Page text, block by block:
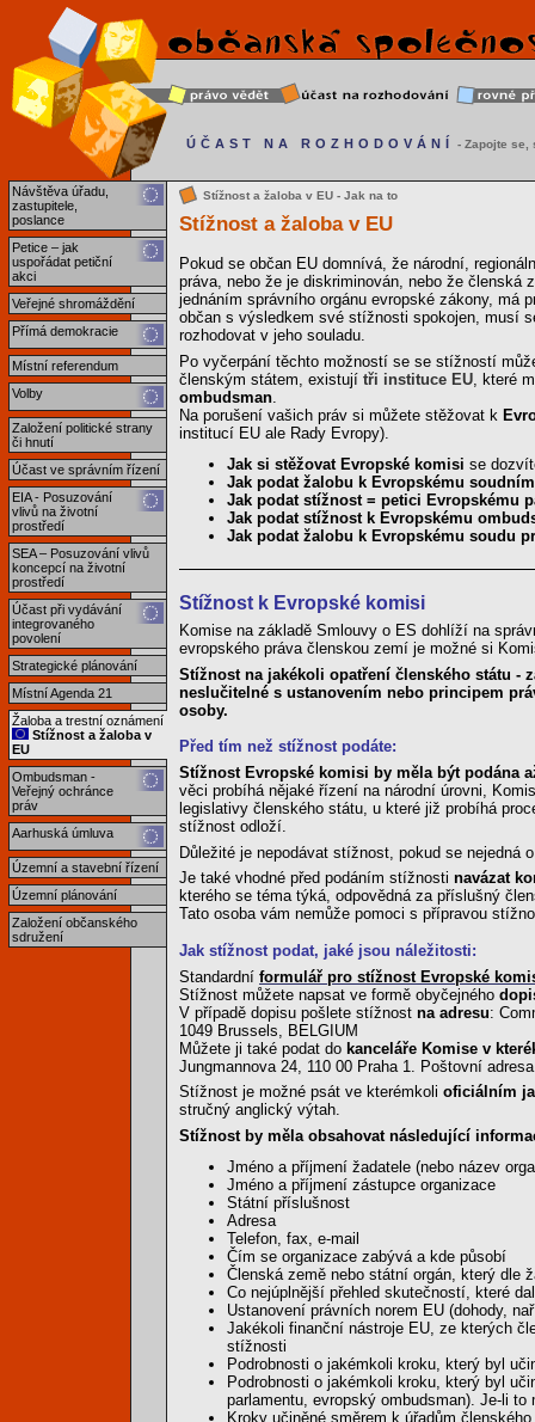
Návštěva úřadu,
zastupitele,
poslance
Petice – jak
uspořádat petiční
akci
Veřejné shromáždění
Přímá demokracie
Místní referendum
Volby
Založení politické strany
či hnutí
Účast ve správním řízení
EIA - Posuzování
vlivů na životní
prostředí
SEA – Posuzování vlivů
koncepcí na životní
prostředí
Účast při vydávání
integrovaného
povolení
Strategické plánování
Místní Agenda 21
Žaloba a trestní oznámení
Stížnost a žaloba v
EU
Ombudsman -
Veřejný ochránce
práv
Aarhuská úmluva
Územní a stavební řízení
Územní plánování
Založení občanského
sdružení
ÚČAST NA ROZHODOVÁNÍ - Zapojte se,
Stížnost a žaloba v EU - Jak na to
Stížnost a žaloba v EU
Pokud se občan EU domnívá, že národní,
práva, nebo že je diskriminován, nebo že členská
jednáním správního orgánu evropské zákony, má
občan s výsledkem své stížnosti spokojen, musí
rozhodovat v jeho souladu.
Po vyčerpání těchto možností se se stížností
členským státem, existují tři instituce EU, které
ombudsman.
Na porušení vašich práv si můžete stěžovat k
institucí EU ale Rady Evropy).
Jak si stěžovat Evropské komisi se
Jak podat žalobu k Evropskému
Jak podat stížnost = petici Evropskému
Jak podat stížnost k Evropskému
Jak podat žalobu k Evropskému soudu
Stížnost k Evropské komisi
Komise na základě Smlouvy o ES dohlíží na
evropského práva členskou zemí je možné si
Stížnost na jakékoli opatření členského státu -
neslučitelné s ustanovením nebo principem
osoby.
Před tím než stížnost podáte:
Stížnost Evropské komisi by měla být podána
věci probíhá nějaké řízení na národní úrovni,
legislativy členského státu, u které již probíhá
stížnost odloží.
Důležité je nepodávat stížnost, pokud se nejedná
Je také vhodné před podáním stížnosti navázat
kterého se téma týká, odpovědná za příslušný
Tato osoba vám nemůže pomoci s přípravou
Jak stížnost podat, jaké jsou náležitosti:
Standardní formulář pro stížnost Evropské
Stížnost můžete napsat ve formě obyčejného
V případě dopisu pošlete stížnost na adresu:
1049 Brussels, BELGIUM
Můžete ji také podat do kanceláře Komise v
Jungmannova 24, 110 00 Praha 1. Poštovní
Stížnost je možné psát ve kterémkoli oficiálním
stručný anglický výtah.
Stížnost by měla obsahovat následující
Jméno a příjmení žadatele (nebo název
Jméno a příjmení zástupce organizace
Státní příslušnost
Adresa
Telefon, fax, e-mail
Čím se organizace zabývá a kde působí
Členská země nebo státní orgán, který dle
Co nejúplnější přehled skutečností, které
Ustanovení právních norem EU (dohody,
Jakékoli finanční nástroje EU, ze kterých
stížnosti
Podrobnosti o jakémkoli kroku, který byl
Podrobnosti o jakémkoli kroku, který byl
parlamentu, evropský ombudsman). Je-li
Kroky učiněné směrem k úřadům